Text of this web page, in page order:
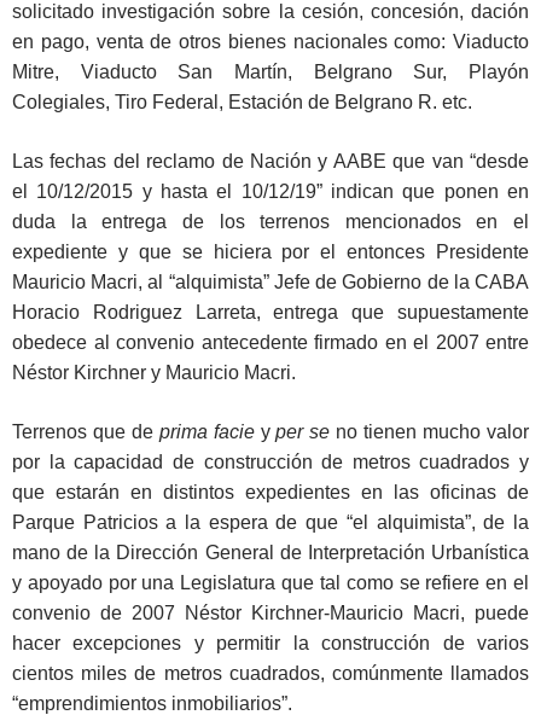
solicitado investigación sobre la cesión, concesión, dación
en pago, venta de otros bienes nacionales como: Viaducto
Mitre, Viaducto San Martín, Belgrano Sur, Playón
Colegiales, Tiro Federal, Estación de Belgrano R. etc.
Las fechas del reclamo de Nación y AABE que van “desde
el 10/12/2015 y hasta el 10/12/19” indican que ponen en
duda la entrega de los terrenos mencionados en el
expediente y que se hiciera por el entonces Presidente
Mauricio Macri, al “alquimista” Jefe de Gobierno de la CABA
Horacio Rodriguez Larreta, entrega que supuestamente
obedece al convenio antecedente firmado en el 2007 entre
Néstor Kirchner y Mauricio Macri.
Terrenos que de prima facieyper se no tienen mucho valor
por la capacidad de construcción de metros cuadrados y
que estarán en distintos expedientes en las oficinas de
Parque Patricios a la espera de que “el alquimista”, de la
mano de la Dirección General de Interpretación Urbanística
y apoyado por una Legislatura que tal como se refiere en el
convenio de 2007 Néstor Kirchner-Mauricio Macri, puede
hacer excepciones y permitir la construcción de varios
cientos miles de metros cuadrados, comúnmente llamados
“emprendimientos inmobiliarios”.